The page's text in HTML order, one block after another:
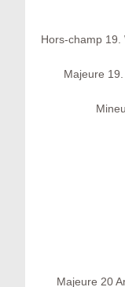
Hors-champ 19.
Majeure
Majeure 20